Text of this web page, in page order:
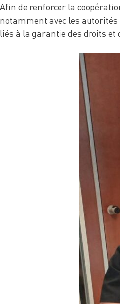
Afin de renforcer la
notamment avec les autorités
liés à la garantie des droits et